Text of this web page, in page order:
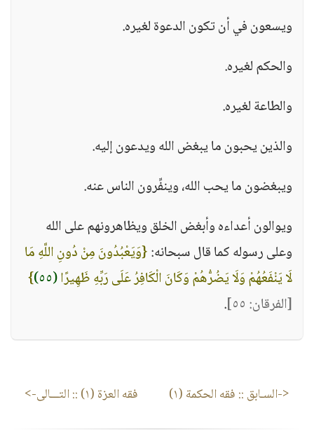
ويسعون في أن تكون الدعوة لغيره.
والحكم لغيره.
والطاعة لغيره.
والذين يحبون ما يبغض الله ويدعون إليه.
ويبغضون ما يحب الله، وينفِّرون الناس عنه.
ويوالون أعداءه وأبغض الخلق ويظاهرونهم على الله
وعلى رسوله كما قال سبحانه:{وَيَعْبُدُونَ مِنْ دُونِ اللَّهِ مَا
لَا يَنْفَعُهُمْ وَلَا يَضُرُّهُمْ وَكَانَ الْكَافِرُ عَلَى رَبِّهِ ظَهِيرًا(٥٥)
}
[الفرقان: ٥٥]
.
<-السـابق :: فقه الحكمة (١) فقه العزة (١) :: التـــالى->